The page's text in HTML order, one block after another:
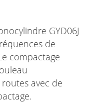
GYD06J
de
compactage
avec de